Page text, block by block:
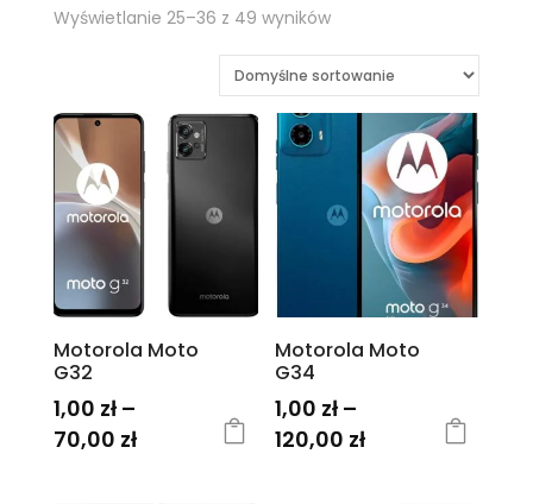
Wyświetlanie 25–36 z 49 wyników
Motorola Moto
G32
1,00 zł –
70,00 złZakres
Motorola Moto
G34
1,00 zł –
120,00 złZakres